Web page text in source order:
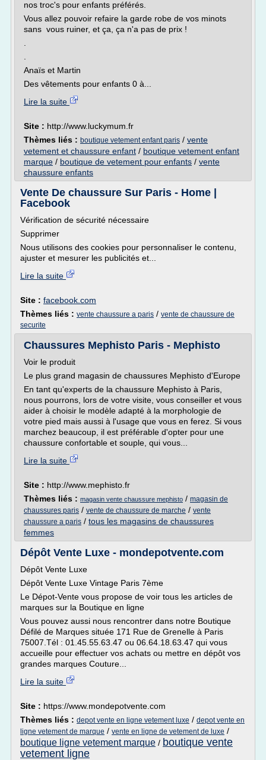
nos troc's pour enfants préférés.
Vous allez pouvoir refaire la garde robe de vos minots
sans vous ruiner, et ça, ça n'a pas de prix !
Anaïs et Martin
Des vêtements pour enfants 0 à...
Lire la suite
Site : http://www.luckymum.fr
Thèmes liés : boutique vetement enfant paris / vente
vetement et chaussure enfant / boutique vetement enfant
marque / boutique de vetement pour enfants / vente
chaussure enfants
Vente De chaussure Sur Paris - Home |
Facebook
Vérification de sécurité nécessaire
Supprimer
Nous utilisons des cookies pour personnaliser le contenu,
ajuster et mesurer les publicités et...
Lire la suite
Site : facebook.com
Thèmes liés : vente chaussure a paris / vente de chaussure de
securite
Chaussures Mephisto Paris - Mephisto
Voir le produit
Le plus grand magasin de chaussures Mephisto d'Europe
En tant qu'experts de la chaussure Mephisto à Paris,
nous pourrons, lors de votre visite, vous conseiller et vous
aider à choisir le modèle adapté à la morphologie de
votre pied mais aussi à l'usage que vous en ferez. Si vous
marchez beaucoup, il est préférable d'opter pour une
chaussure confortable et souple, qui vous...
Lire la suite
Site : http://www.mephisto.fr
Thèmes liés : magasin vente chaussure mephisto / magasin de
chaussures paris / vente de chaussure de marche / vente
chaussure a paris / tous les magasins de chaussures
femmes
Dépôt Vente Luxe - mondepotvente.com
Dépôt Vente Luxe
Dépôt Vente Luxe Vintage Paris 7ème
Le Dépot-Vente vous propose de voir tous les articles de
marques sur la Boutique en ligne
Vous pouvez aussi nous rencontrer dans notre Boutique
Défilé de Marques située 171 Rue de Grenelle à Paris
75007.Tél : 01.45.55.63.47 ou 06.64.18.63.47 qui vous
accueille pour effectuer vos achats ou mettre en dépôt vos
grandes marques Couture...
Lire la suite
Site : https://www.mondepotvente.com
Thèmes liés : depot vente en ligne vetement luxe / depot vente en
ligne vetement de marque / vente en ligne de vetement de luxe /
boutique ligne vetement marque / boutique vente
vetement ligne